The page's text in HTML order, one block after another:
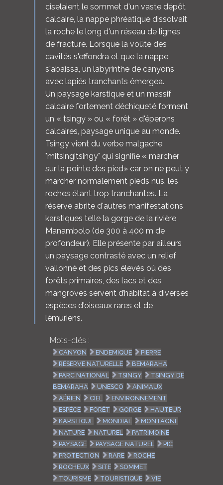
ciselaient le sommet d'un vaste dépôt
calcaire, la nappe phréatique dissolvait
la roche le long d'un réseau de lignes
de fracture. Lorsque la voûte des
cavités s'effondra et que la nappe
s'abaissa, un labyrinthe de canyons
avec lapiés tranchants émergea.
Un paysage karstique et un massif
calcaire fortement déchiqueté forment
un « tsingy » ou « forêt » d'éperons
calcaires, paysage unique au monde.
Tsingy vient du verbe malgache
"mitsingitsingy" qui signifie « marcher
sur la pointe des pied» car on ne peut y
marcher normalement pieds nus, les
roches étant trop tranchantes. La
réserve abrite d'autres manifestations
karstiques telle la gorge de la rivière
Manambolo (de 300 à 400 m de
profondeur). Elle présente par ailleurs
un paysage contrasté avec un relief
vallonné et des pics élevés où des
forêts primaires, des lacs et des
mangroves servent d’habitat à diverses
espèces d'oiseaux rares et de
lémuriens.
Mots-clés :
CANYON ENDEMIQUE
PIERRE
RÉSERVE NATURELLE
BEMARAHA
PARC NATIONAL
TSINGY
TSINGY DE
BEMARAHA
UNESCO
ANIMAUX
AÉRIEN
CIEL
ENVIRONNEMENT
ESPÈCE
FORÊT GORGE
HAUTEUR
KARSTIQUE
MONDIAL
MONTAGNE
NATURE
NATUREL
PATRIMOINE
PAYSAGE
PAYSAGE NATUREL
PIC
PROTECTION
RARE
ROCHE
ROCHEUX
SITE
SOMMET
TOURISME
TOURISTIQUE
VIE